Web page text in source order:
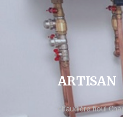
ARTISAN
chaudière fioul